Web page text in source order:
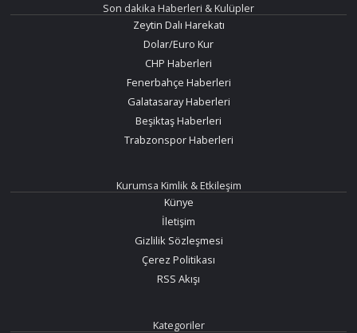
Son dakika Haberleri & Kulüpler
Zeytin Dalı Harekatı
Dolar/Euro Kur
CHP Haberleri
Fenerbahçe Haberleri
Galatasaray Haberleri
Beşiktaş Haberleri
Trabzonspor Haberleri
Kurumsa Kimlik & Etkileşim
Künye
İletişim
Gizlilik Sözleşmesi
Çerez Politikası
RSS Akışı
Kategoriler